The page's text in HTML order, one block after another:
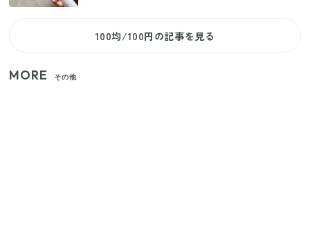
100均/100円の記事を見る
MORE その他